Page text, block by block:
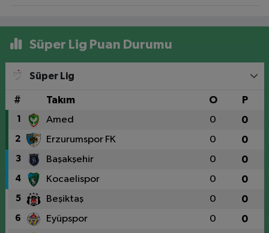
Süper Lig Puan Durumu
Süper Lig
# Takım O P
1 Amed 0 0
2 Erzurumspor FK 0 0
3 Başakşehir 0 0
4 Kocaelispor 0 0
5 Beşiktaş 0 0
6 Eyüpspor 0 0